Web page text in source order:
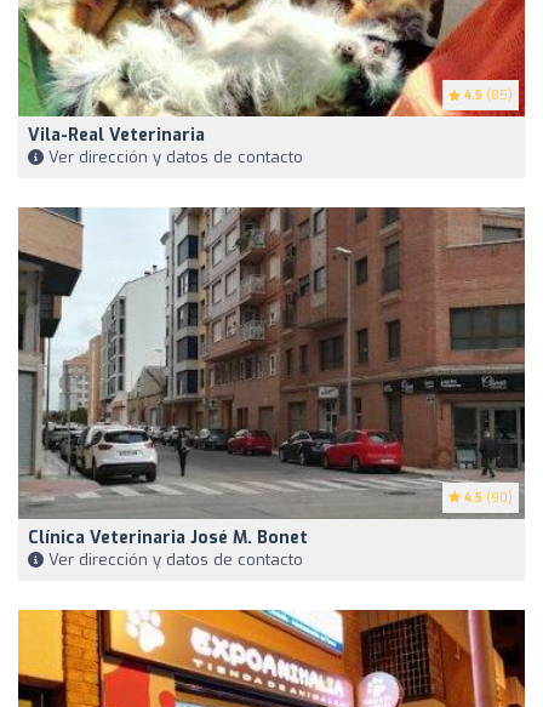
4.5 (85)
Vila-Real Veterinaria
Ver dirección y datos de contacto
4.5 (90)
Clínica Veterinaria José M. Bonet
Ver dirección y datos de contacto